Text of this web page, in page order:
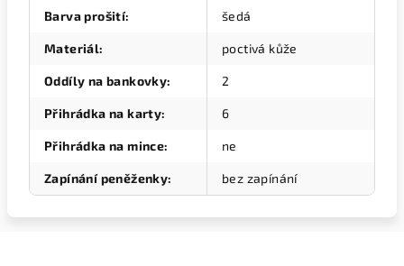
Barva prošití: šedá
Materiál: poctivá kůže
Oddíly na bankovky: 2
Přihrádka na karty: 6
Přihrádka na mince: ne
Zapínání peněženky: bez zapínání